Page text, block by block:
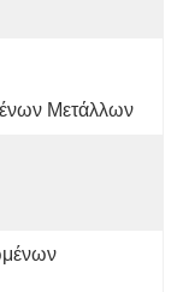
Μετάλλων